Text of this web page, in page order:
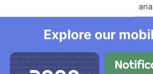
Explore our